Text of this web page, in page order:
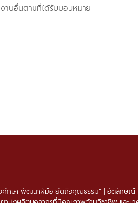
านอื่นตามที่ได้รับมอบหมาย
ศึกษา พัฒนาฝีมือ ยึดถือคุณธรรม” | อัตลักษณ์